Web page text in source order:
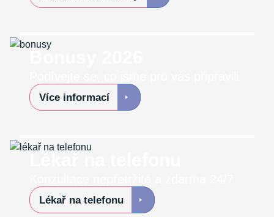
Více informací
Lékař na telefonu